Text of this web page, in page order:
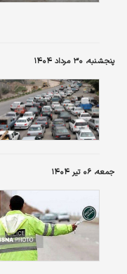
پنجشنبه، ۳۰ مرداد ۱۴۰۴
جمعه، ۰۶ تیر ۱۴۰۴